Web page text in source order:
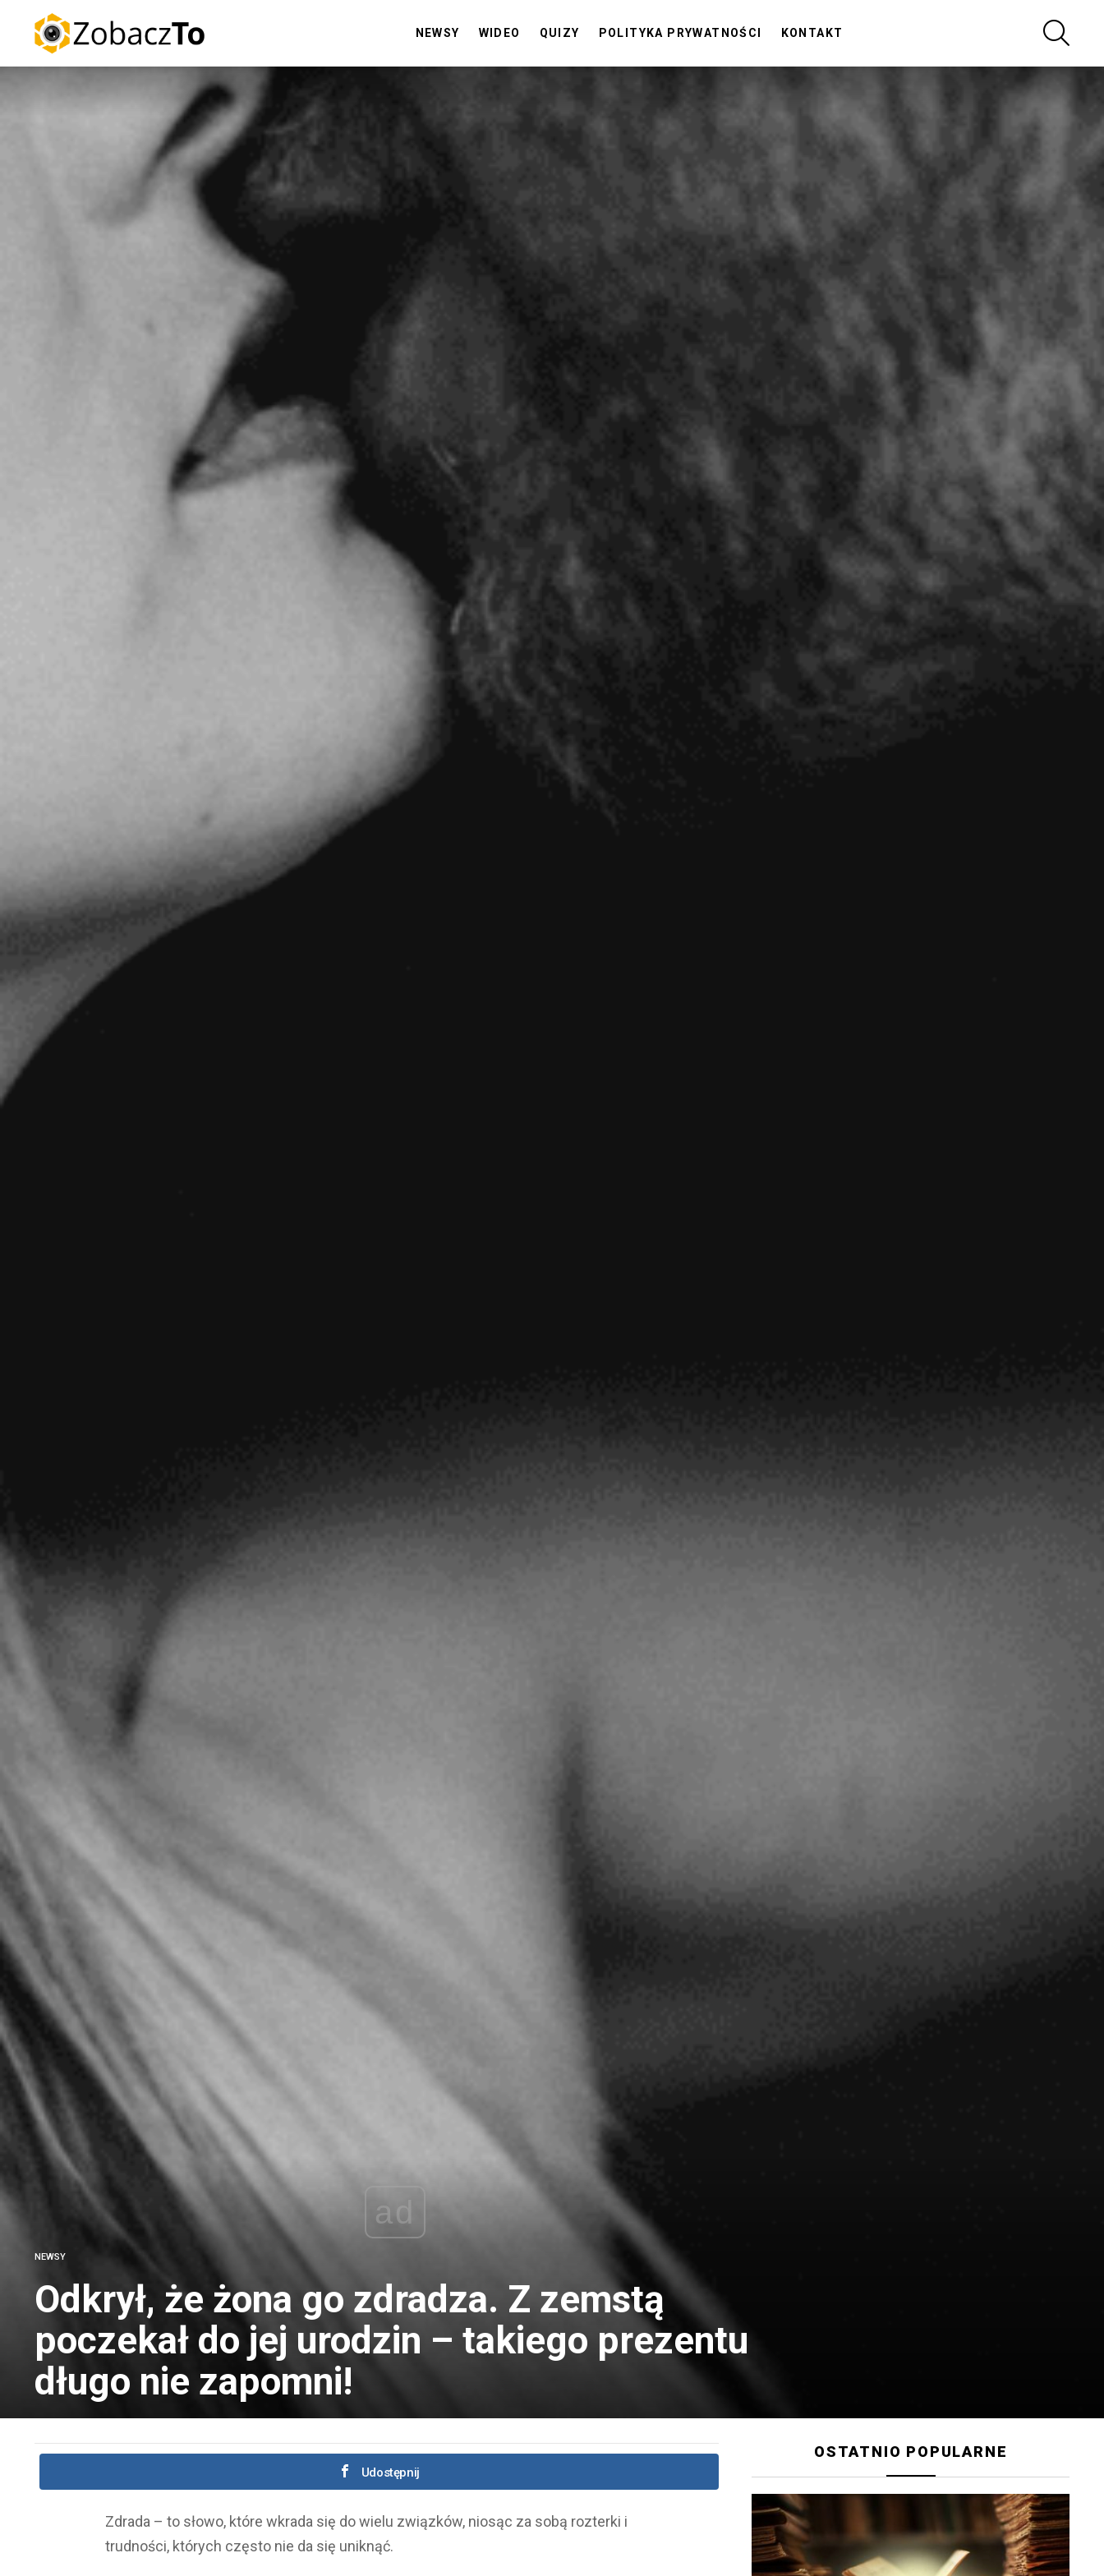
NEWSY WIDEO QUIZY POLITYKA PRYWATNOŚCI KONTAKT
ad
NEWSY
Odkrył, że żona go zdradza. Z zemstą
poczekał do jej urodzin – takiego prezentu
długo nie zapomni!
Udostępnij
Zdrada – to słowo, które wkrada się do wielu związków, niosąc za sobą rozterki i
trudności, których często nie da się uniknąć.
OSTATNIO POPULARNE